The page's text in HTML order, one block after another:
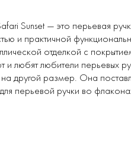
Sunset — это перьевая
и практичной
отделкой с
и любят любители перьевых
другой размер. Она
перьевой ручки во